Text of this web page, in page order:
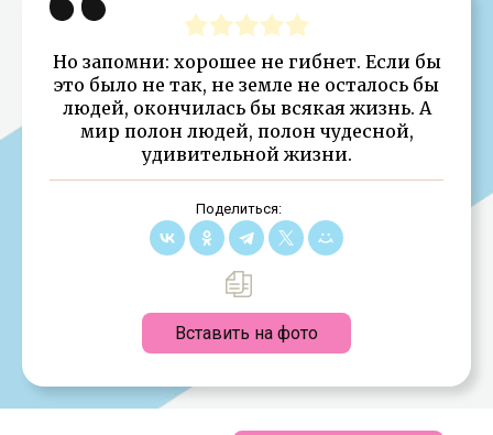
Но запомни: хорошее не гибнет. Если бы
это было не так, не земле не осталось бы
людей, окончилась бы всякая жизнь. А
мир полон людей, полон чудесной,
удивительной жизни.
Поделиться:
Вставить на фото